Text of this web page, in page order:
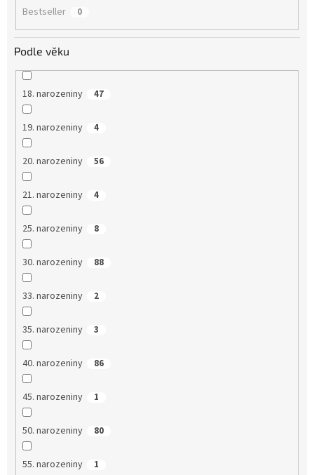
Bestseller 0
Podle věku
18. narozeniny 47
19. narozeniny 4
20. narozeniny 56
21. narozeniny 4
25. narozeniny 8
30. narozeniny 88
33. narozeniny 2
35. narozeniny 3
40. narozeniny 86
45. narozeniny 1
50. narozeniny 80
55. narozeniny 1